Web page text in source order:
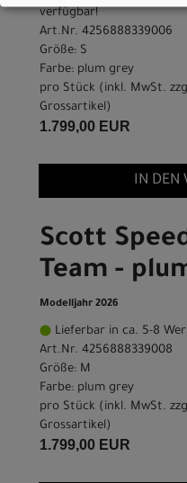
verfügbar!
Art.Nr. 4256888339006
Größe: S
Farbe: plum grey
pro Stück (inkl. MwSt.
Grossartikel)
1.799,00 EUR
IN DEN
Scott
Team -
Modelljahr 2026
Lieferbar in ca. 5-8
Art.Nr. 4256888339008
Größe: M
Farbe: plum grey
pro Stück (inkl. MwSt.
Grossartikel)
1.799,00 EUR